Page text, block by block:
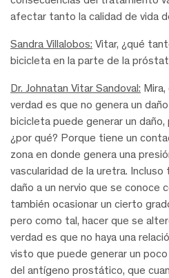
afectar tanto la calidad de vida
Sandra Villalobos: Vitar, ¿qué
bicicleta en la parte de la
Dr. Johnatan Vitar Sandoval:
verdad es que no genera un
bicicleta puede generar un daño,
¿por qué? Porque tiene un
zona en donde genera una
vascularidad de la uretra.
daño a un nervio que se conoce
también ocasionar un cierto
pero como tal, hacer que se
verdad es que no haya una
visto que puede generar un
del antígeno prostático, que